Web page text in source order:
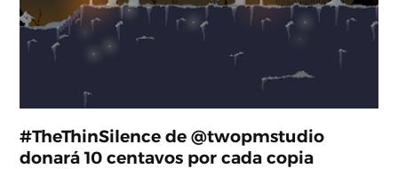
#TheThinSilence de @twopmstudio
donará 10 centavos por cada copia